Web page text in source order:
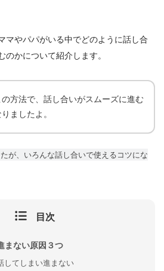
マやパパがいる中でどのように話し合
のかについて紹介 します。
方法で、話し合いがスムーズに進む
ましたよ。
が、いろんな話し合いで使えるコツにな
目次
まない原因３つ
してしまい進まない